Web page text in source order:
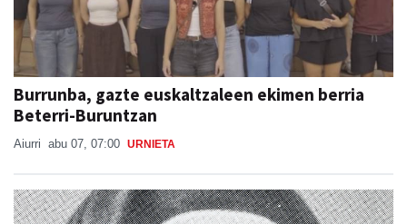
Burrunba, gazte euskaltzaleen ekimen berria
Beterri-Buruntzan
Aiurri abu 07, 07:00 URNIETA